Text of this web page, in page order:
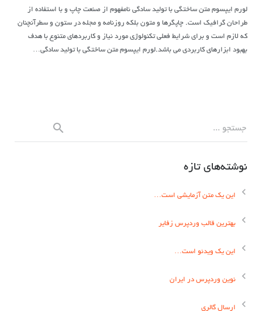
لورم ایپسوم متن ساختگی با تولید سادگی نامفهوم از صنعت چاپ و با استفاده از
طراحان گرافیک است. چاپگرها و متون بلکه روزنامه و مجله در ستون و سطرآنچنان
که لازم است و برای شرایط فعلی تکنولوژی مورد نیاز و کاربردهای متنوع با هدف
بهبود ابزارهای کاربردی می باشد.لورم ایپسوم متن ساختگی با تولید سادگی…
نوشته‌های تازه
این یک متن آزمایشی است…
بهترین قالب وردپرس زفایر
این یک ویدئو است…
نوین وردپرس در ایران
ارسال گالری